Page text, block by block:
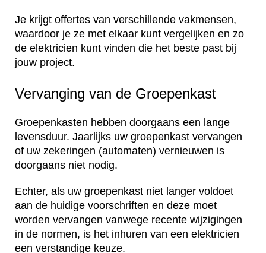
Je krijgt offertes van verschillende vakmensen,
waardoor je ze met elkaar kunt vergelijken en zo
de elektricien kunt vinden die het beste past bij
jouw project.
Vervanging van de Groepenkast
Groepenkasten hebben doorgaans een lange
levensduur. Jaarlijks uw groepenkast vervangen
of uw zekeringen (automaten) vernieuwen is
doorgaans niet nodig.
Echter, als uw groepenkast niet langer voldoet
aan de huidige voorschriften en deze moet
worden vervangen vanwege recente wijzigingen
in de normen, is het inhuren van een elektricien
een verstandige keuze.